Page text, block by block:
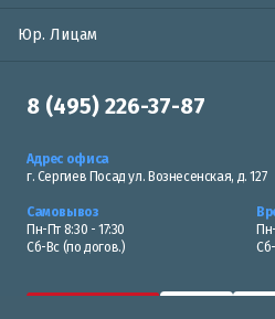
Юр. Лицам
8 (495) 226-37-87
Адрес офиса
г. Сергиев Посад ул. Вознесенская, д. 127
Самовывоз
Пн-Пт 8:30 - 17:30
Сб-Вс (по догов.)